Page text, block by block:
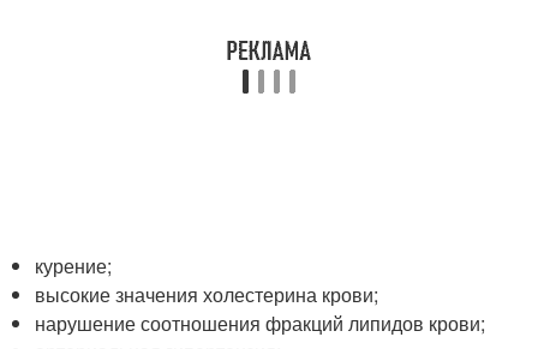
курение;
высокие значения холестерина крови;
нарушение соотношения фракций липидов крови;